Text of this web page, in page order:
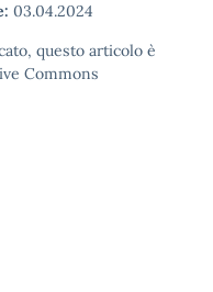
03.04.2024
questo articolo è
Commons